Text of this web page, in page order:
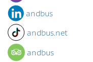
andbus
andbus.net
andbus